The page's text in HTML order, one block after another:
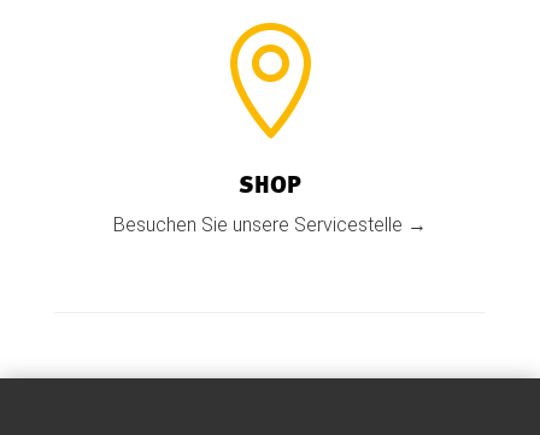

SHOP
Besuchen Sie unsere Servicestelle →